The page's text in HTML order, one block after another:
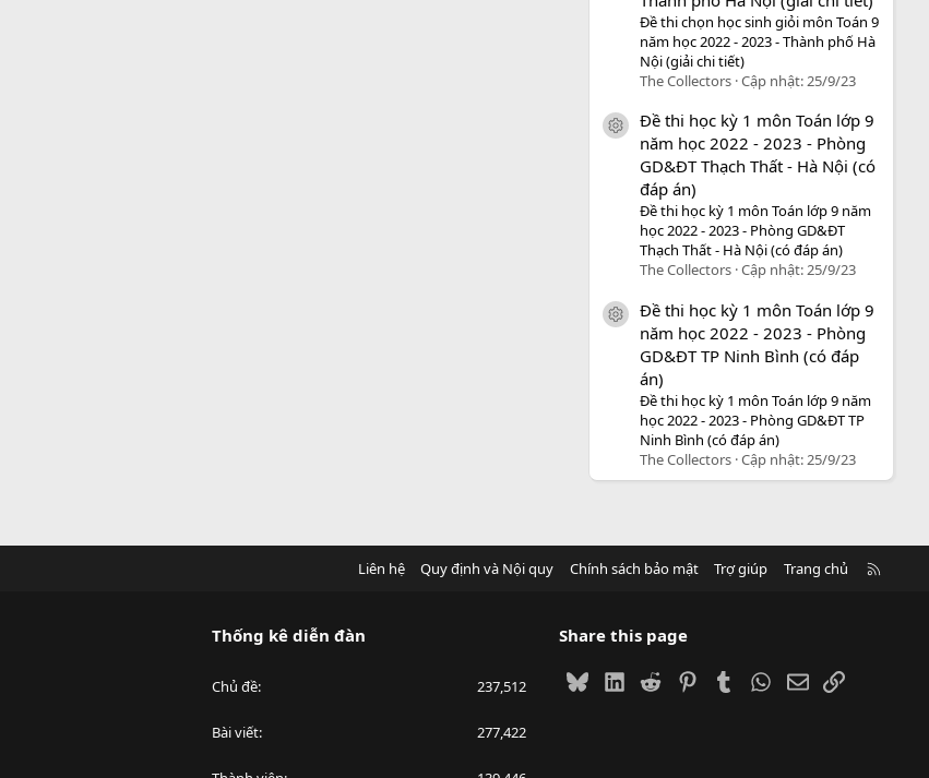
Đề thi chọn học sinh giỏi môn Toán 9
năm học 2022 - 2023 - Thành phố Hà
Nội (giải chi tiết)
The Collectors Cập nhật:25/9/23
icon tài liệu
Đề thi học kỳ 1 môn Toán lớp 9
năm học 2022 - 2023 - Phòng
GD&ĐT Thạch Thất - Hà Nội (có
đáp án)
Đề thi học kỳ 1 môn Toán lớp 9 năm
học 2022 - 2023 - Phòng GD&ĐT
Thạch Thất - Hà Nội (có đáp án)
The Collectors Cập nhật:25/9/23
icon tài liệu
Đề thi học kỳ 1 môn Toán lớp 9
năm học 2022 - 2023 - Phòng
GD&ĐT TP Ninh Bình (có đáp
án)
Đề thi học kỳ 1 môn Toán lớp 9 năm
học 2022 - 2023 - Phòng GD&ĐT TP
Ninh Bình (có đáp án)
The Collectors Cập nhật: 25/9/23
Liên hệ Quy định và Nội quy Chính sách bảo mật Trợ giúp Trang chủ
Thống kê diễn đàn
Chủ đề 237,512
Bài viết 277,422
Share this page
BlueskyLinkedIn
Reddit PinterestTumblrWhatsApp
EmailLink